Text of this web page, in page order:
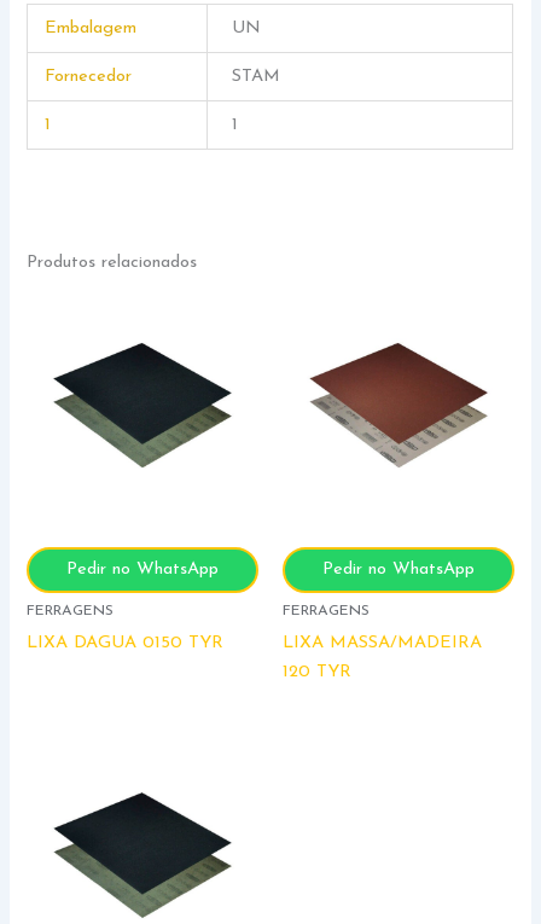
Embalagem UN
Fornecedor STAM
1 1
Produtos relacionados
Pedir no WhatsApp
FERRAGENS
LIXA DAGUA 0150 TYR
Pedir no WhatsApp
FERRAGENS
LIXA MASSA/MADEIRA
120 TYR